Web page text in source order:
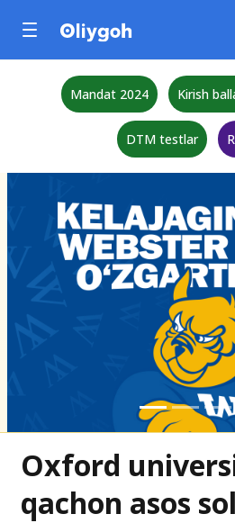
Mandat 2024 Kirish
DTM testlar
Oxford
qachon asos